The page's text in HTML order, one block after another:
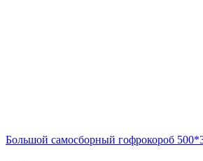
Большой самосборный гофрокороб